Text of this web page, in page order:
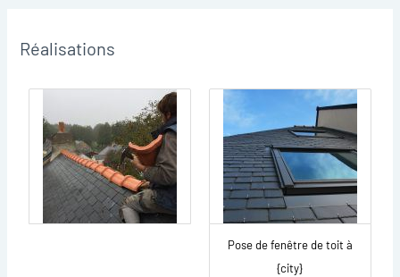
Réalisations
Pose de fenêtre de toit à
{city}